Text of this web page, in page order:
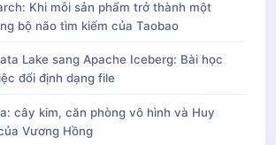
Khi mỗi sản phẩm trở thành một
bộ não tìm kiếm của Taobao
Lake sang Apache Iceberg: Bài học
đổi định dạng file
cây kim, căn phòng vô hình và Huy
Vương Hồng